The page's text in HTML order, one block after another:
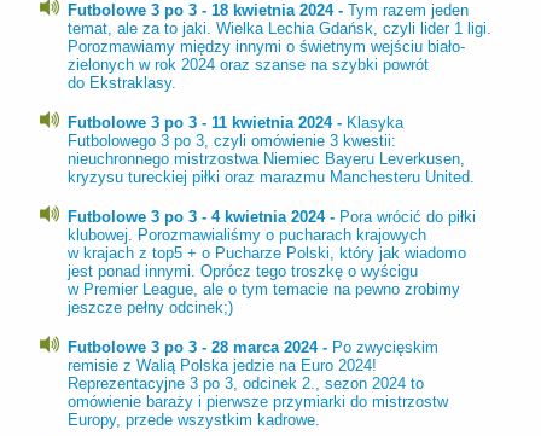
Futbolowe 3 po 3 - 18 kwietnia 2024 - Tym razem jeden
temat, ale za to jaki. Wielka Lechia Gdańsk, czyli lider 1 ligi.
Porozmawiamy między innymi o świetnym wejściu biało-
zielonych w rok 2024 oraz szanse na szybki powrót
do Ekstraklasy.
Futbolowe 3 po 3 - 11 kwietnia 2024 - Klasyka
Futbolowego 3 po 3, czyli omówienie 3 kwestii:
nieuchronnego mistrzostwa Niemiec Bayeru Leverkusen,
kryzysu tureckiej piłki oraz marazmu Manchesteru United.
Futbolowe 3 po 3 - 4 kwietnia 2024 - Pora wrócić do piłki
klubowej. Porozmawialiśmy o pucharach krajowych
w krajach z top5 + o Pucharze Polski, który jak wiadomo
jest ponad innymi. Oprócz tego troszkę o wyścigu
w Premier League, ale o tym temacie na pewno zrobimy
jeszcze pełny odcinek;)
Futbolowe 3 po 3 - 28 marca 2024 - Po zwycięskim
remisie z Walią Polska jedzie na Euro 2024!
Reprezentacyjne 3 po 3, odcinek 2., sezon 2024 to
omówienie baraży i pierwsze przymiarki do mistrzostw
Europy, przede wszystkim kadrowe.